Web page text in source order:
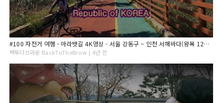
#100 자전거 여행 - 아라뱃길 4K영상 - 서울 강동구 ~ 인천 서해바다(왕복 120km) - Bicycle riding(120km) Seoul ~ Incheo, KOREA
빽투더브라운 BackToTheBrow | 4년 전